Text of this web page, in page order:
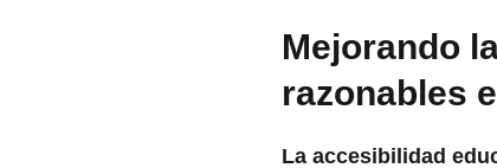
Mejorando
razonables
La accesibilidad